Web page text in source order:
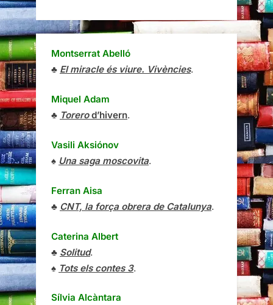
Montserrat Abelló
♣ El miracle és viure. Vivències.
Miquel Adam
♣ Torerod’hivern.
Vasili Aksiónov
♠ Una saga moscovita.
Ferran Aisa
♣ CNT, la força obrera de Catalunya.
Caterina Albert
♣ Solitud.
♠ Tots els contes 3.
Sílvia Alcàntara